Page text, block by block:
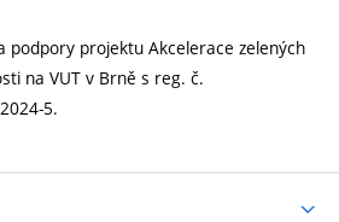
podpory projektu Akcelerace zelených
na VUT v Brně s reg. č.
5.